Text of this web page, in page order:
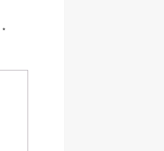
*